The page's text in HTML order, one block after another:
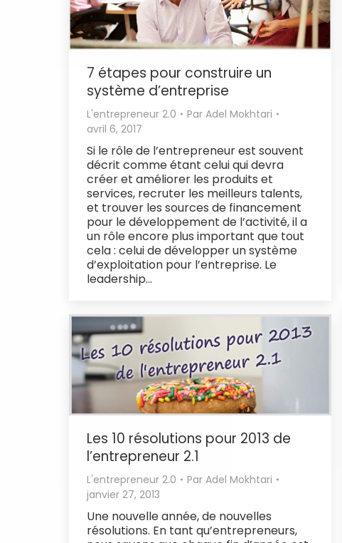
7 étapes pour construire un
système d’entreprise
L'entrepreneur 2.0 Par Adel Mokhtari
avril 6, 2017
Si le rôle de l’entrepreneur est souvent
décrit comme étant celui qui devra
créer et améliorer les produits et
services, recruter les meilleurs talents,
et trouver les sources de financement
pour le développement de l’activité, il a
un rôle encore plus important que tout
cela : celui de développer un système
d’exploitation pour l’entreprise. Le
leadership…
Les 10 résolutions pour 2013 de
l’entrepreneur 2.1
L'entrepreneur 2.0 Par Adel Mokhtari
janvier 27, 2013
Une nouvelle année, de nouvelles
résolutions. En tant qu’entrepreneurs,